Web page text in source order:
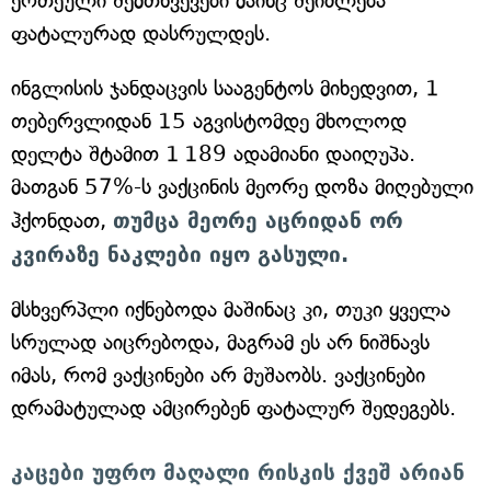
ფატალურად დასრულდეს.
ინგლისის ჯანდაცვის სააგენტოს მიხედვით, 1
თებერვლიდან 15 აგვისტომდე მხოლოდ
დელტა შტამით 1 189 ადამიანი დაიღუპა.
მათგან 57%-ს ვაქცინის მეორე დოზა მიღებული
ჰქონდათ, თუმცა მეორე აცრიდან ორ
კვირაზე ნაკლები იყო გასული.
მსხვერპლი იქნებოდა მაშინაც კი, თუკი ყველა
სრულად აიცრებოდა, მაგრამ ეს არ ნიშნავს
იმას, რომ ვაქცინები არ მუშაობს. ვაქცინები
დრამატულად ამცირებენ ფატალურ შედეგებს.
კაცები უფრო მაღალი რისკის ქვეშ არიან